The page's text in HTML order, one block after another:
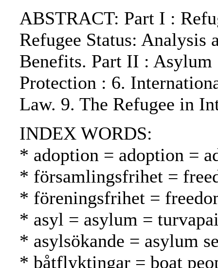
ABSTRACT: Part I :
Refugee Status: Analysis
Benefits. Part II :
Protection : 6.
Law. 9. The Refugee in
INDEX WORDS:
* adoption = adoption =
* församlingsfrihet =
* föreningsfrihet =
* asyl = asylum =
* asylsökande = asylum
* båtflyktingar = boat